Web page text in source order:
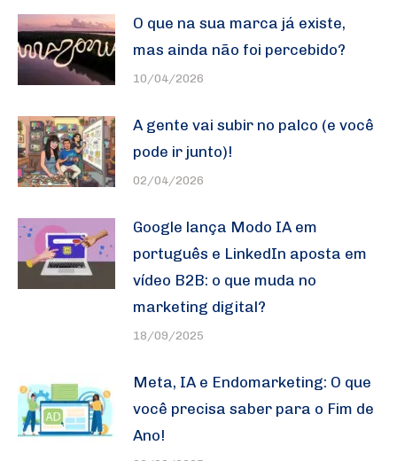
O que na sua marca já existe,
mas ainda não foi percebido?
10/04/2026
A gente vai subir no palco (e você
pode ir junto)!
02/04/2026
Google lança Modo IA em
português e LinkedIn aposta em
vídeo B2B: o que muda no
marketing digital?
18/09/2025
Meta, IA e Endomarketing: O que
você precisa saber para o Fim de
Ano!